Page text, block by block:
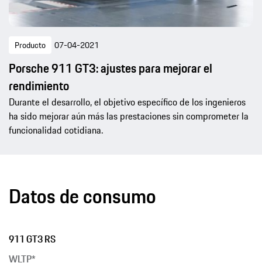
Producto 07-04-2021
Porsche 911 GT3: ajustes para mejorar el
rendimiento
Durante el desarrollo, el objetivo específico de los ingenieros
ha sido mejorar aún más las prestaciones sin comprometer la
funcionalidad cotidiana.
Datos de consumo
911 GT3 RS
WLTP*